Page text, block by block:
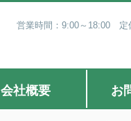
営業時間：9:00～18:00 定
会社概要 お